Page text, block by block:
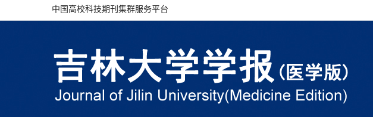
中国高校科技期刊集群服务平台